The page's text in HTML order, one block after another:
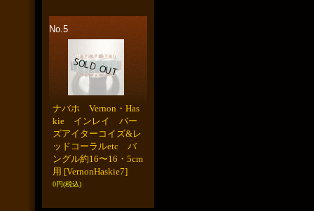
No.5
ナバホ Vernon・Has
kie インレイ バー
ズアイターコイズ&レ
ッドコーラルetc バ
ングル約16〜16・5cm
用 [VernonHaskie7]
0円(税込)